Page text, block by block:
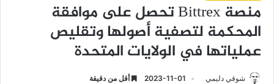
منصة Bittrex تحصل على موافقة
المحكمة لتصفية أصولها وتقليص
عملياتها في الولايات المتحدة
شوقي دليمي 2023-11-01 أقل من دقيقة